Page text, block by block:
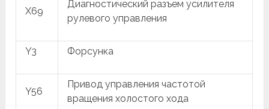
X69
Диагностический разъем усилителя
рулевого управления
Y3 Форсунка
Y56
Привод управления частотой
вращения холостого хода